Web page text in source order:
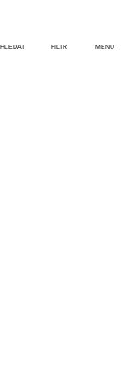
HLEDAT FILTR MENU